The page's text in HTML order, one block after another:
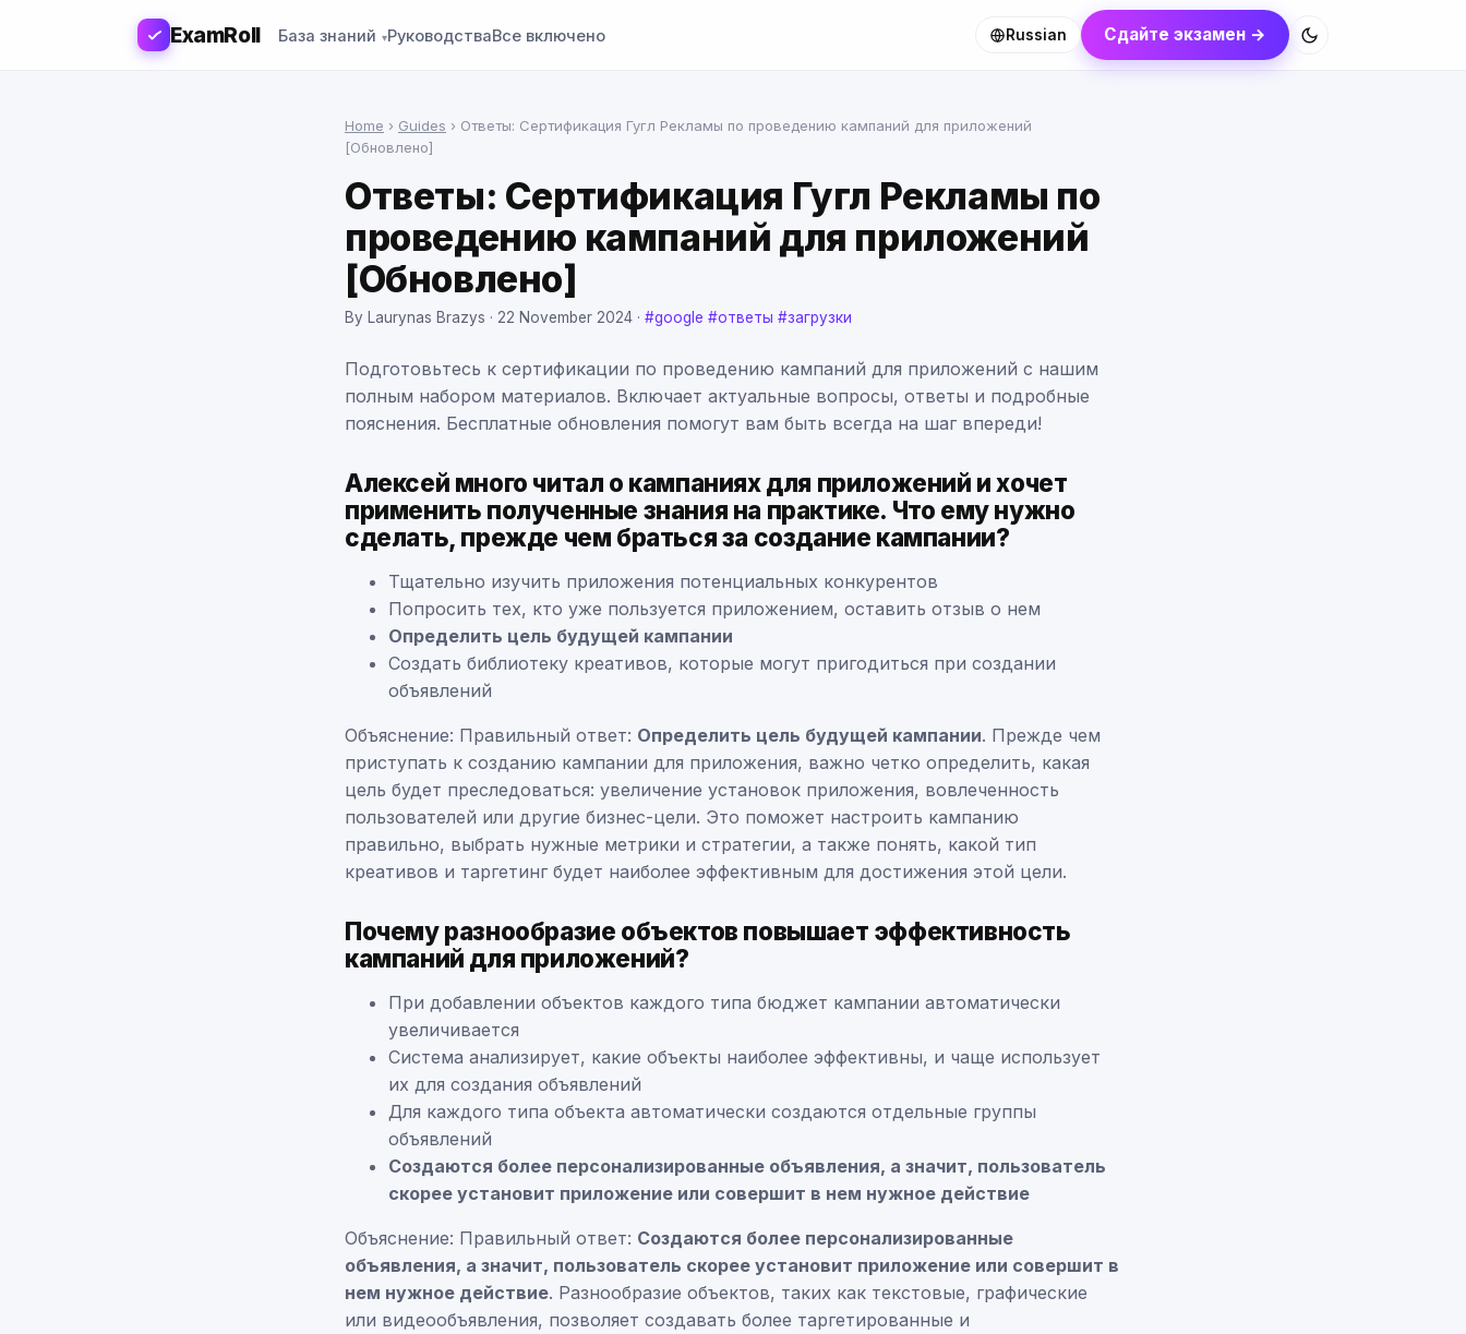
ExamRoll База знаний РуководстваВсе включено Russian Сдайте экзамен →
Home › Guides › Ответы: Сертификация Гугл Рекламы по проведению кампаний для приложений
[Обновлено]
Ответы: Сертификация Гугл Рекламы по
проведению кампаний для приложений
[Обновлено]
By Laurynas Brazys · 22 November 2024 · #google #ответы #загрузки
Подготовьтесь к сертификации по проведению кампаний для приложений с нашим
полным набором материалов. Включает актуальные вопросы, ответы и подробные
пояснения. Бесплатные обновления помогут вам быть всегда на шаг впереди!
Алексей много читал о кампаниях для приложений и хочет
применить полученные знания на практике. Что ему нужно
сделать, прежде чем браться за создание кампании?
Тщательно изучить приложения потенциальных конкурентов
Попросить тех, кто уже пользуется приложением, оставить отзыв о нем
Определить цель будущей кампании
Создать библиотеку креативов, которые могут пригодиться при создании
объявлений
Объяснение: Правильный ответ: Определить цель будущей кампании. Прежде чем
приступать к созданию кампании для приложения, важно четко определить, какая
цель будет преследоваться: увеличение установок приложения, вовлеченность
пользователей или другие бизнес-цели. Это поможет настроить кампанию
правильно, выбрать нужные метрики и стратегии, а также понять, какой тип
креативов и таргетинг будет наиболее эффективным для достижения этой цели.
Почему разнообразие объектов повышает эффективность
кампаний для приложений?
При добавлении объектов каждого типа бюджет кампании автоматически
увеличивается
Система анализирует, какие объекты наиболее эффективны, и чаще использует
их для создания объявлений
Для каждого типа объекта автоматически создаются отдельные группы
объявлений
Создаются более персонализированные объявления, а значит, пользователь
скорее установит приложение или совершит в нем нужное действие
Объяснение: Правильный ответ: Создаются более персонализированные
объявления, а значит, пользователь скорее установит приложение или совершит в
нем нужное действие. Разнообразие объектов, таких как текстовые, графические
или видеообъявления, позволяет создавать более таргетированные и